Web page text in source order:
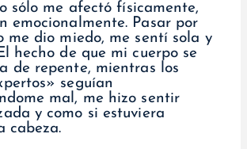
sólo me afectó físicamente,
emocionalmente. Pasar por
me dio miedo, me sentí sola y
hecho de que mi cuerpo se
de repente, mientras los
seguían
mal, me hizo sentir
y como si estuviera
cabeza.